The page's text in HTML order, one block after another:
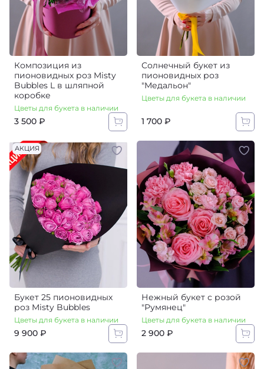
Композиция из
пионовидных роз Misty
Bubbles L в шляпной
коробке
Цветы для букета в наличии
3 500 ₽
Солнечный букет из
пионовидных роз
"Медальон"
Цветы для букета в наличии
1 700 ₽
АКЦИЯ
Букет 25 пионовидных
роз Misty Bubbles
Цветы для букета в наличии
9 900 ₽
Нежный букет с розой
"Румянец"
Цветы для букета в наличии
2 900 ₽